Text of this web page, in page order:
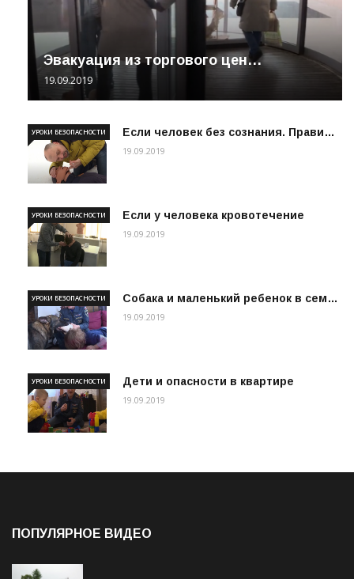
Эвакуация из торгового цен…
19.09.2019
Если человек без сознания. Прави…
УРОКИ БЕЗОПАСНОСТИ
19.09.2019
Если у человека кровотечение
УРОКИ БЕЗОПАСНОСТИ
19.09.2019
Собака и маленький ребенок в сем…
УРОКИ БЕЗОПАСНОСТИ
19.09.2019
Дети и опасности в квартире
УРОКИ БЕЗОПАСНОСТИ
19.09.2019
ПОПУЛЯРНОЕ ВИДЕО